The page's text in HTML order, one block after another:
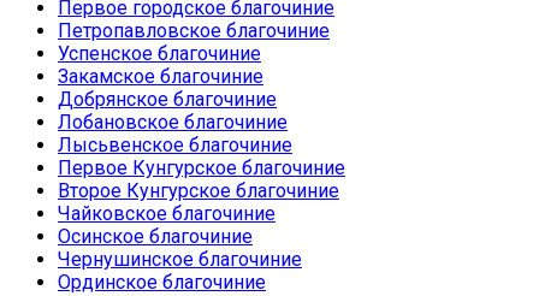
Первое городское благочиние
Петропавловское благочиние
Успенское благочиние
Закамское благочиние
Добрянское благочиние
Лобановское благочиние
Лысьвенское благочиние
Первое Кунгурское благочиние
Второе Кунгурское благочиние
Чайковское благочиние
Осинское благочиние
Чернушинское благочиние
Ординское благочиние